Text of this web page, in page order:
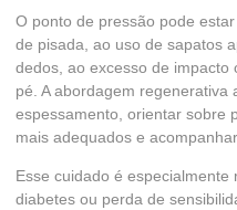
O ponto de pressão pode
de pisada, ao uso de sapatos
dedos, ao excesso de
pé. A abordagem
espessamento, orientar sobre
mais adequados e
Esse cuidado é
diabetes ou perda de